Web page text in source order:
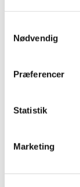
Nødvendig
Præferencer
Statistik
Marketing
2017 (167)
2015 (33)
2013 (49)
december (2)
september (7)